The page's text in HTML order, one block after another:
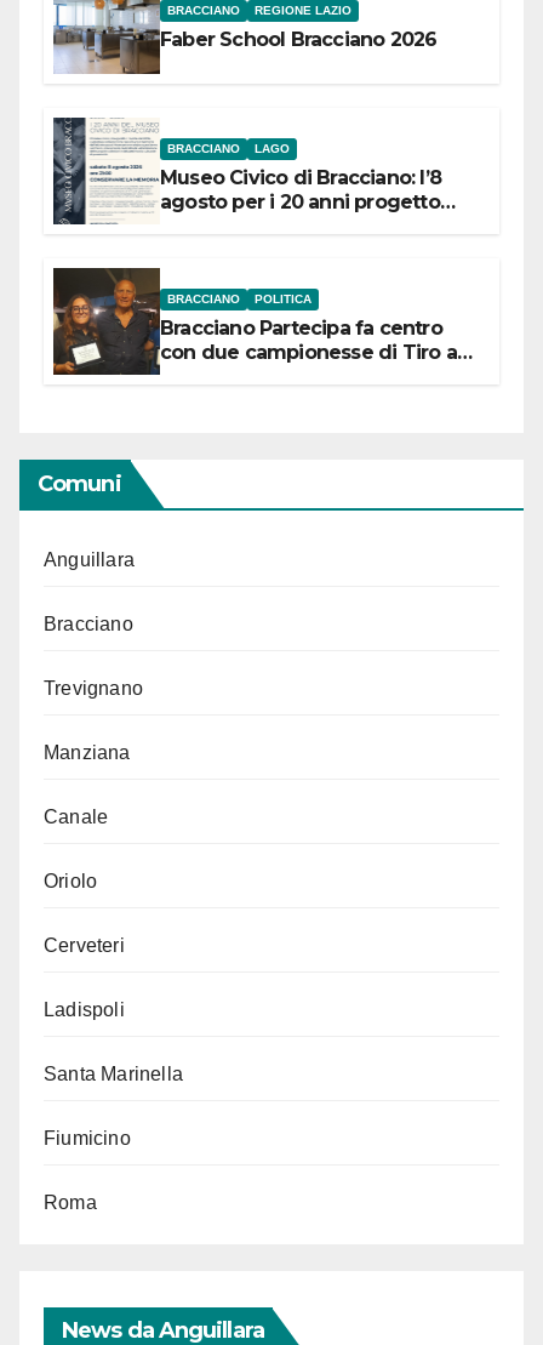
BRACCIANO REGIONE LAZIO
Faber School Bracciano 2026
BRACCIANO LAGO
Museo Civico di Bracciano: l’8
agosto per i 20 anni progetto
BRACCIANO POLITICA
Bracciano Partecipa fa centro
con due campionesse di Tiro a
Comuni
Anguillara
Bracciano
Trevignano
Manziana
Canale
Oriolo
Cerveteri
Ladispoli
Santa Marinella
Fiumicino
Roma
News da Anguillara